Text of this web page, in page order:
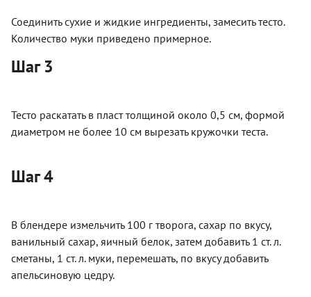
Соединить сухие и жидкие ингредиенты, замесить тесто.
Количество муки приведено примерное.
Шаг 3
Тесто раскатать в пласт толщиной около 0,5 см, формой
диаметром не более 10 см вырезать кружочки теста.
Шаг 4
В блендере измельчить 100 г творога, сахар по вкусу,
ванильный сахар, яичный белок, затем добавить 1 ст. л.
сметаны, 1 ст. л. муки, перемешать, по вкусу добавить
апельсиновую цедру.